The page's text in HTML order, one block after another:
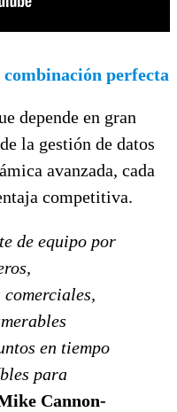
perfecta
depende en gran
la gestión de datos
avanzada, cada
competitiva.
de equipo por
en tiempo
para
Cannon-